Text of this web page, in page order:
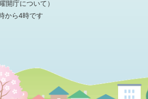
開庁について）
から4時です